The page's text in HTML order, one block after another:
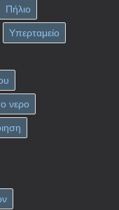
Πήλιο
Υπερταμείο
νερο